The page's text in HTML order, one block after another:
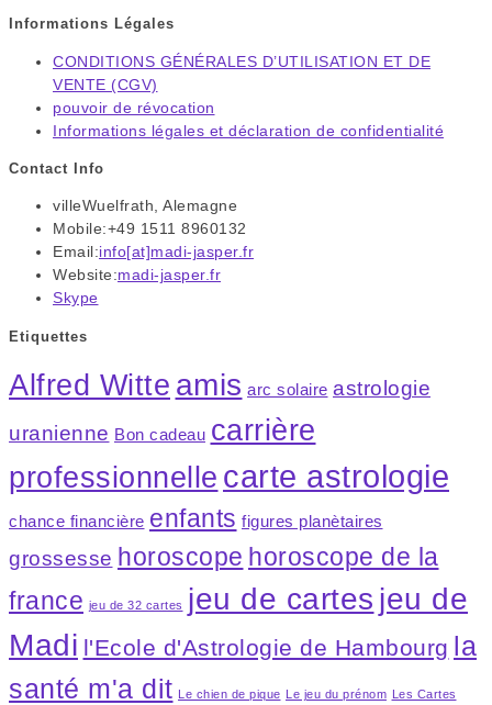
Informations Légales
CONDITIONS GÉNÉRALES D’UTILISATION ET DE
VENTE (CGV)
pouvoir de révocation
Informations légales et déclaration de confidentialité
Contact Info
villeWuelfrath, Alemagne
Mobile:+49 1511 8960132
Email:info[at]madi-jasper.fr
Website:madi-jasper.fr
Skype
Etiquettes
Alfred Witte amis arc solaire astrologie
uranienne Bon cadeau carrière
professionnelle carte astrologie
chance financière enfants figures planètaires
grossesse horoscope horoscope de la
france jeu de 32 cartes jeu de cartes jeu de
Madi l'Ecole d'Astrologie de Hambourg la
santé m'a dit Le chien de pique Le jeu du prénom Les Cartes